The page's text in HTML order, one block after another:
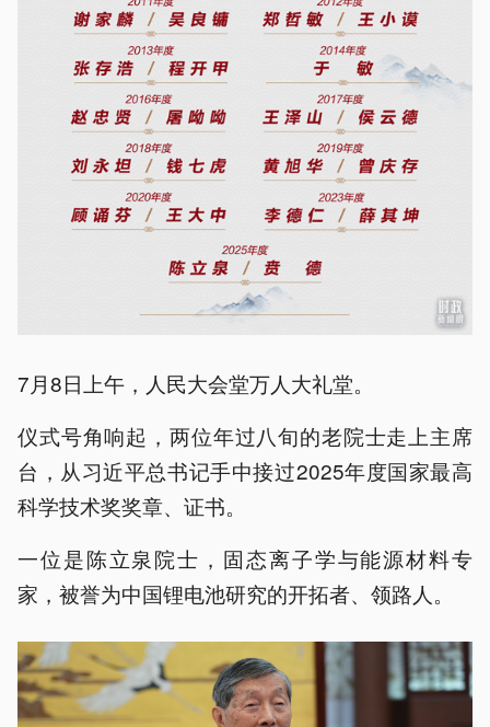
7月8日上午，人民大会堂万人大礼堂。
仪式号角响起，两位年过八旬的老院士走上主席
台，从习近平总书记手中接过2025年度国家最高
科学技术奖奖章、证书。
一位是陈立泉院士，固态离子学与能源材料专
家，被誉为中国锂电池研究的开拓者、领路人。